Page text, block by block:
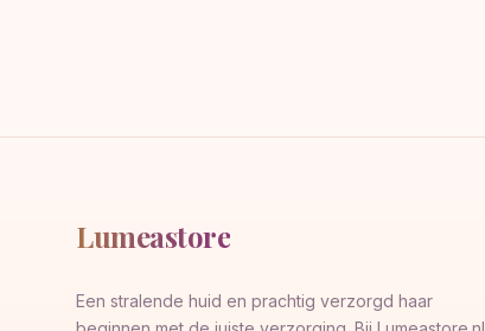
Lumeastore
Een stralende huid en prachtig verzorgd haar